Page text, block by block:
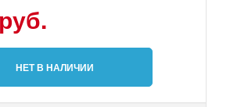
НЕТ В НАЛИЧИИ